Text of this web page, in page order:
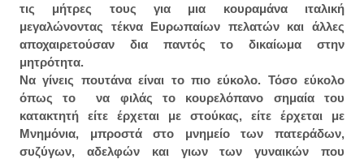
τις μήτρες τους για μια κουραμάνα ιταλική
μεγαλώνοντας τέκνα Ευρωπαίων πελατών και άλλες
αποχαιρετούσαν δια παντός το δικαίωμα στην
μητρότητα.
Να γίνεις πουτάνα είναι το πιο εύκολο. Τόσο εύκολο
όπως το να φιλάς το κουρελόπανο σημαία του
κατακτητή είτε έρχεται με στούκας, είτε έρχεται με
Μνημόνια, μπροστά στο μνημείο των πατεράδων,
συζύγων, αδελφών και γιων των γυναικών που